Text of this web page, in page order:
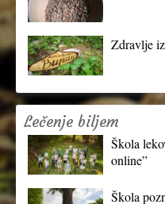
Zdravlje
Lečenje biljem
Škola
online”
Škola